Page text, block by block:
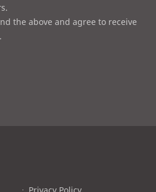
the above and agree to receive